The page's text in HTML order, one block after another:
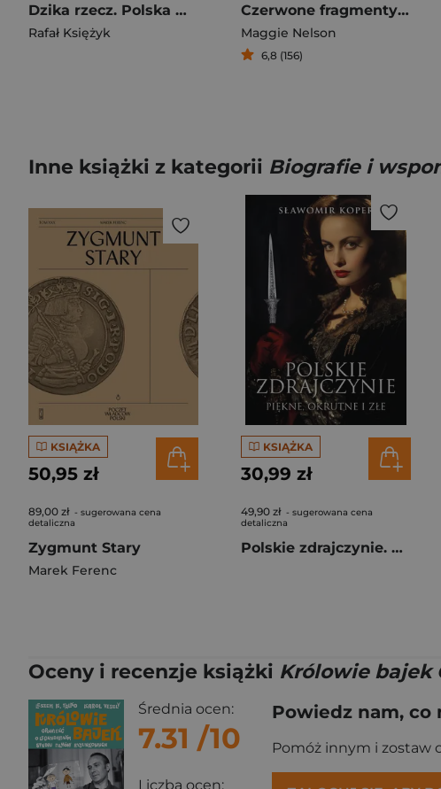
Dzika rzecz. Polska muzyka i transformacja 1989-1993 wyd. 2
Rafał Księżyk
Czerwone fragmenty Autobiografia procesu
Maggie Nelson
6,8 (156)
Inne książki z kategorii Biografie i
KSIĄŻKA
50,95 zł
89,00 zł - sugerowana cena
detaliczna
Zygmunt Stary
Marek Ferenc
KSIĄŻKA
30,99 zł
49,90 zł - sugerowana cena
detaliczna
Polskie zdrajczynie. Piękne, okrutne i złe
Oceny i recenzje książki Królowie bajek
Średnia ocen:
7.31 /10
Liczba ocen:
Powiedz nam, co
Pomóż innym i zostaw